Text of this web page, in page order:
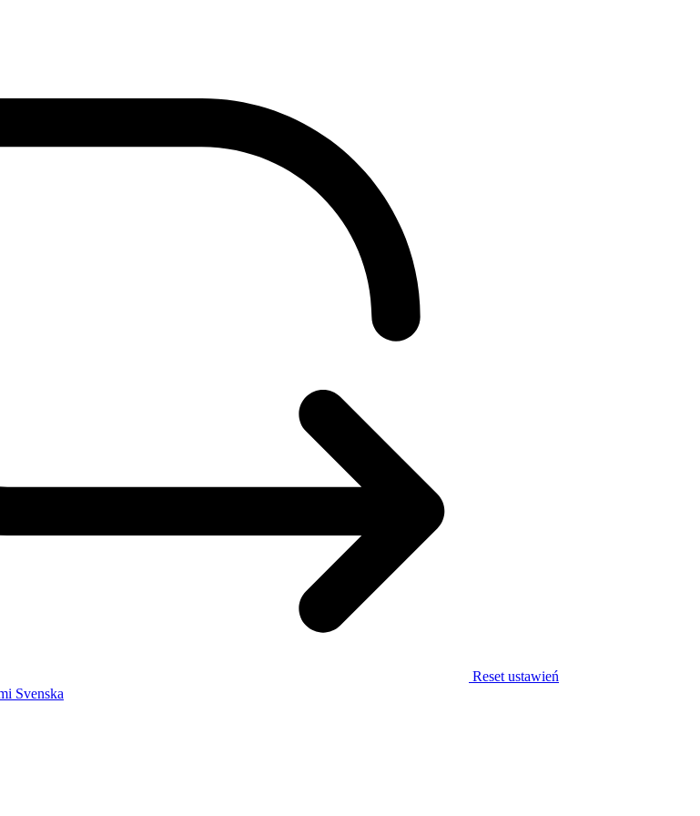
Reset ustawień
Svenska